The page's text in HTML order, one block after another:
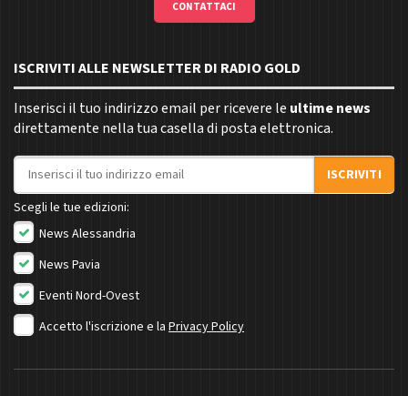
CONTATTACI
ISCRIVITI ALLE NEWSLETTER DI RADIO GOLD
Inserisci il tuo indirizzo email per ricevere le ultime news
direttamente nella tua casella di posta elettronica.
Indirizzo email
ISCRIVITI
Scegli le tue edizioni:
News Alessandria
News Pavia
Eventi Nord-Ovest
Accetto l'iscrizione e la Privacy Policy